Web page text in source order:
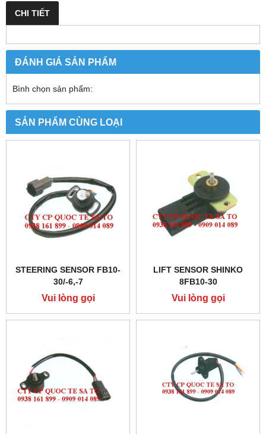
CHI TIẾT
ĐÁNH GIÁ SẢN PHẨM
Bình chọn sản phẩm:
SẢN PHẨM CÙNG LOẠI
STEERING SENSOR FB10-
30/-6,-7
Vui lòng gọi
LIFT SENSOR SHINKO
8FB10-30
Vui lòng gọi